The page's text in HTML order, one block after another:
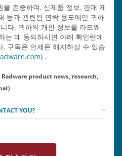
존중하며, 신제품 정보, 판매 제
등과 관련된 연락 용도에만 귀하
다. 귀하의 개인 정보를 라드웨
는 데 동의하시면 아래 확인란에
. 구독은 언제든 해지하실 수 있습
) .
product news, research,
YOU?: